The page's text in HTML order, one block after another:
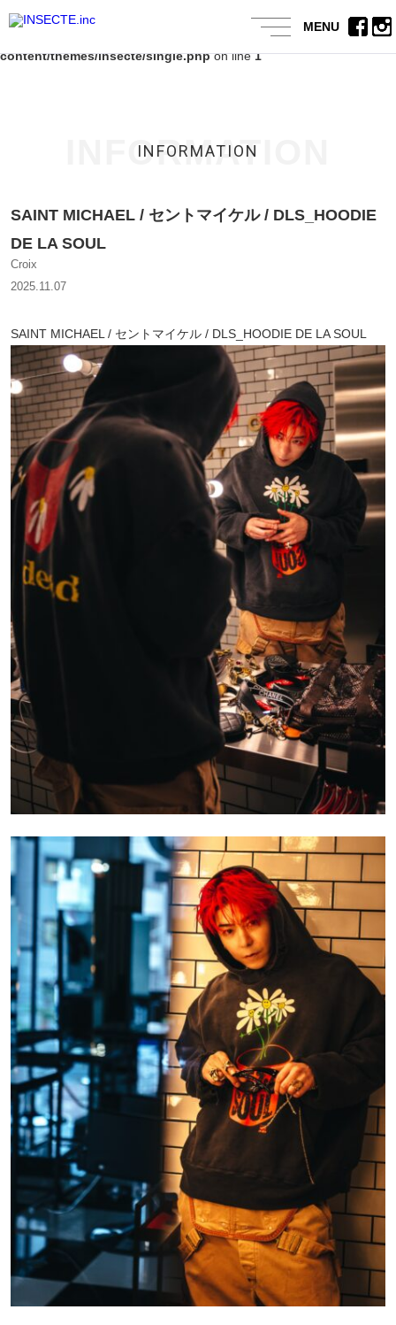
MENU
Warning: Use of undefined constant - assumed ' ' (this will throw an
Error in a future version of PHP) in
content/themes/insecte/single.phpon line1
INFORMATION
INFORMATION
SAINT MICHAEL / セントマイケル / DLS_HOODIE
DE LA SOUL
Croix
2025.11.07
SAINT MICHAEL / セントマイケル / DLS_HOODIE DE LA SOUL